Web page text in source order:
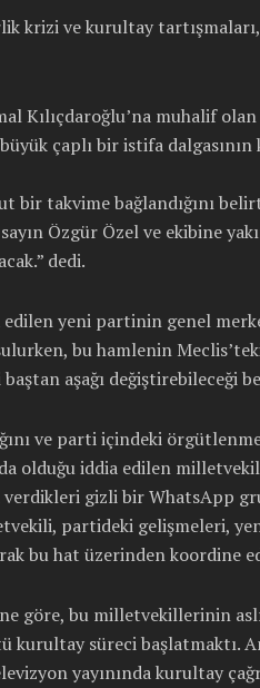
krizi ve kurultay tartışmaları,
Kılıçdaroğlu’na muhalif olan
çaplı bir istifa dalgasının
takvime bağlandığını
Özgür Özel ve ekibine
dedi.
yeni partinin genel
bu hamlenin
aşağı değiştirebileceği
ve parti içindeki örgütlenme
olduğu iddia edilen
verdikleri gizli bir WhatsApp
partideki gelişmeleri,
bu hat üzerinden koordine
göre, bu milletvekillerinin
kurultay süreci başlatmaktı.
yayınında kurultay